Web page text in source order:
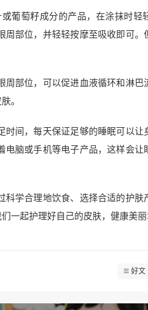
葡萄籽成分的产品，在涂抹时轻
部位，并轻轻按摩至吸收即可。
部位，可以促进血液循环和淋巴
。
间，每天保证足够的睡眠可以让
脑或手机等电子产品，这样会让
学合理地饮食、选择合适的护肤
一起护理好自己的皮肤，健康美丽
好文